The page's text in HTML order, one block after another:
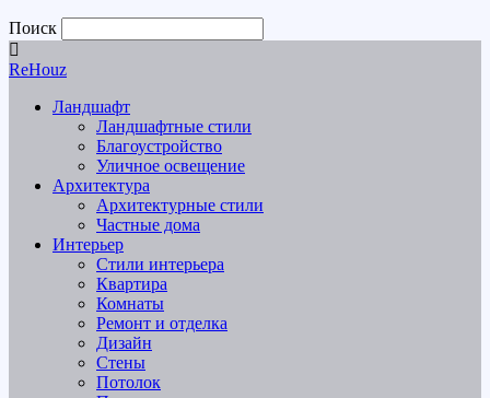
Поиск
ReHouz
Ландшафт
Ландшафтные стили
Благоустройство
Уличное освещение
Архитектура
Архитектурные стили
Частные дома
Интерьер
Стили интерьера
Квартира
Комнаты
Ремонт и отделка
Дизайн
Стены
Потолок